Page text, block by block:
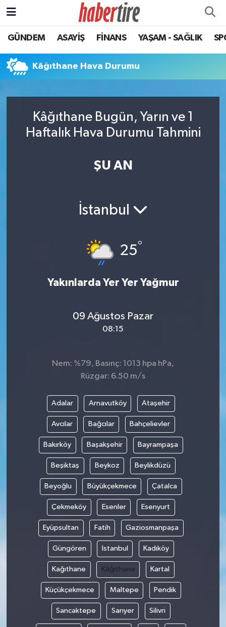
GÜNDEM ASAYİŞ FİNANS YAŞAM - SAĞLIK
Kâğıthane Hava Durumu
Kâğıthane Bugün, Yarın ve 1
Haftalık Hava Durumu Tahmini
ŞU AN
İstanbul
25°
Yakınlarda Yer Yer Yağmur
09 Ağustos Pazar
08:15
Nem: %79, Basınç: 1013 hpa hPa,
Rüzgar: 6.50 m/s
Adalar Arnavutköy Ataşehir
Avcılar Bağcılar Bahçelievler
Bakırköy Başakşehir Bayrampaşa
Beşiktaş Beykoz Beylikdüzü
Beyoğlu Büyükçekmece Çatalca
Çekmeköy Esenler Esenyurt
Eyüpsultan Fatih Gaziosmanpaşa
Güngören Istanbul Kadıköy
Kağıthane Kâğıthane Kartal
Küçükçekmece Maltepe Pendik
Sancaktepe Sarıyer Silivri
Tire Nöbetçi Eczaneler
Tire Hava Durumu
Süper Lig Puan Durumu ve Fikstür
Son Dakika Haberleri